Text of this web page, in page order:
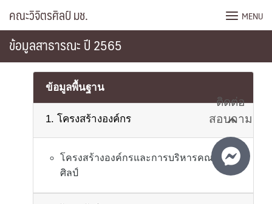
content
คณะวิจิตรศิลป์ มช. MENU
ข้อมูลสาธารณะ ปี 2565
ข้อมูลพื้นฐาน
1. โครงสร้างองค์กร
โครงสร้างองค์กรและการบริหารคณะวิจิตร
ศิลป์
ติดต่อ
สอบถาม